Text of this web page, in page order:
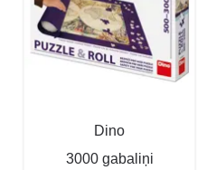
Dino
3000 gabaliņi